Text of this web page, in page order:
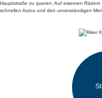
Hauptstraße zu queren. Auf eisernen
schnellen Autos und den unverständigen